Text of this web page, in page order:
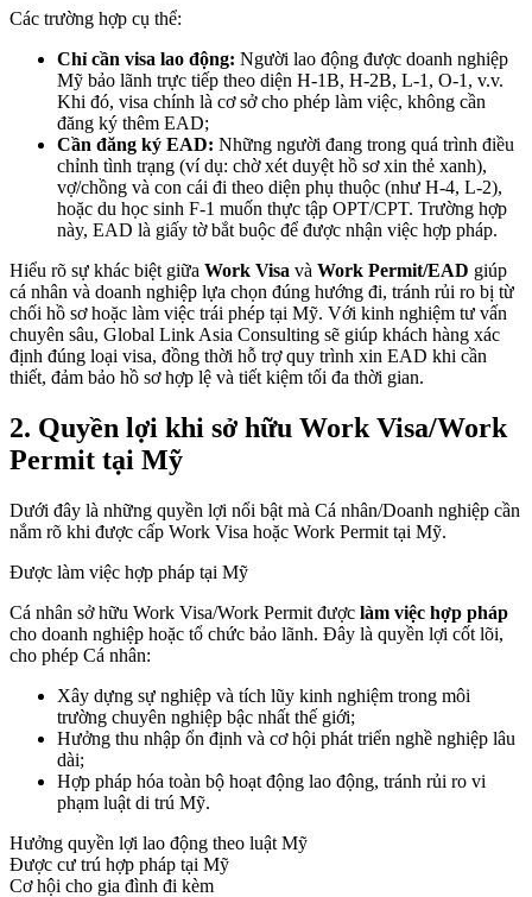
Các trường hợp cụ thể:
Chỉ cần visa lao động: Người lao động được doanh nghiệp
Mỹ bảo lãnh trực tiếp theo diện H-1B, H-2B, L-1, O-1, v.v.
Khi đó, visa chính là cơ sở cho phép làm việc, không cần
đăng ký thêm EAD;
Cần đăng ký EAD: Những người đang trong quá trình điều
chỉnh tình trạng (ví dụ: chờ xét duyệt hồ sơ xin thẻ xanh),
vợ/chồng và con cái đi theo diện phụ thuộc (như H-4, L-2),
hoặc du học sinh F-1 muốn thực tập OPT/CPT. Trường hợp
này, EAD là giấy tờ bắt buộc để được nhận việc hợp pháp.
Hiểu rõ sự khác biệt giữa Work Visa và Work Permit/EAD giúp
cá nhân và doanh nghiệp lựa chọn đúng hướng đi, tránh rủi ro bị từ
chối hồ sơ hoặc làm việc trái phép tại Mỹ. Với kinh nghiệm tư vấn
chuyên sâu, Global Link Asia Consulting sẽ giúp khách hàng xác
định đúng loại visa, đồng thời hỗ trợ quy trình xin EAD khi cần
thiết, đảm bảo hồ sơ hợp lệ và tiết kiệm tối đa thời gian.
2. Quyền lợi khi sở hữu Work Visa/Work
Permit tại Mỹ
Dưới đây là những quyền lợi nổi bật mà Cá nhân/Doanh nghiệp cần
nắm rõ khi được cấp Work Visa hoặc Work Permit tại Mỹ.
Được làm việc hợp pháp tại Mỹ
Cá nhân sở hữu Work Visa/Work Permit được làm việc hợp pháp
cho doanh nghiệp hoặc tổ chức bảo lãnh. Đây là quyền lợi cốt lõi,
cho phép Cá nhân:
Xây dựng sự nghiệp và tích lũy kinh nghiệm trong môi
trường chuyên nghiệp bậc nhất thế giới;
Hưởng thu nhập ổn định và cơ hội phát triển nghề nghiệp lâu
dài;
Hợp pháp hóa toàn bộ hoạt động lao động, tránh rủi ro vi
phạm luật di trú Mỹ.
Hưởng quyền lợi lao động theo luật Mỹ
Được cư trú hợp pháp tại Mỹ
Cơ hội cho gia đình đi kèm